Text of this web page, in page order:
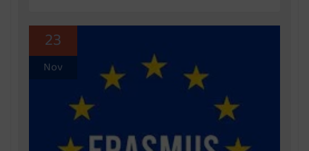
23
Nov